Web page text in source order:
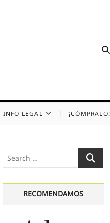
INFO LEGAL ¡CÓMPRALO!
Search
…
RECOMENDAMOS